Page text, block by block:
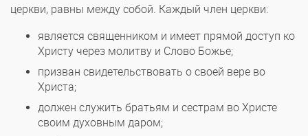
церкви, равны между собой. Каждый член церкви:
является священником и имеет прямой доступ ко
Христу через молитву и Слово Божье;
призван свидетельствовать о своей вере во
Христа;
должен служить братьям и сестрам во Христе
своим духовным даром;